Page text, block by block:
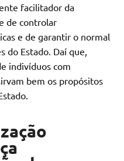
facilitador da
de controlar
e de garantir o normal
do Estado. Daí que,
indivíduos com
bem os propósitos